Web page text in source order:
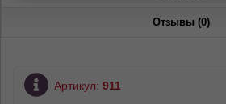
Отзывы (0)
Артикул: 911